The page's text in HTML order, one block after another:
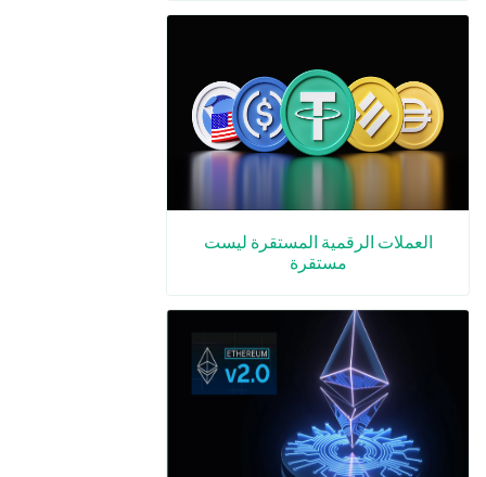
العملات الرقمية المستقرة ليست
مستقرة